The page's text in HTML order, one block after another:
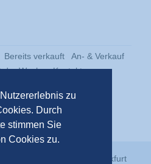
zu
Durch
stimmen Sie
Cookies zu.
Bereits verkauft
An- & Verkauf
der Woche
Kontakt
Klassikstadt Frankfurt